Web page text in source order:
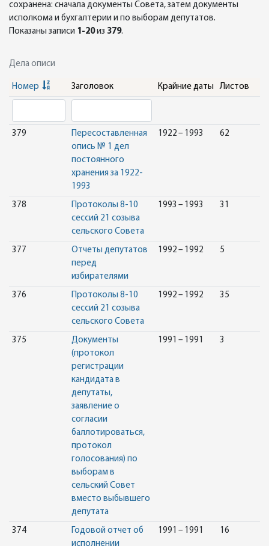
сохранена: сначала документы Совета, затем документы
исполкома и бухгалтерии и по выборам депутатов.
Показаны записи 1-20из 379.
Дела описи
Номер Заголовок Крайние даты Листов
379
Пересоставленная
опись № 1 дел
постоянного
хранения за 1922-
1993
1922 – 1993 62
378
Протоколы 8-10
сессий 21 созыва
сельского Совета
1993 – 1993 31
377
Отчеты депутатов
перед
избирателями
1992 – 1992 5
376
Протоколы 8-10
сессий 21 созыва
сельского Совета
1992 – 1992 35
375
Документы
(протокол
регистрации
кандидата в
депутаты,
заявление о
согласии
баллотироваться,
протокол
голосования) по
выборам в
сельский Совет
вместо выбывшего
депутата
1991 – 1991 3
374
Годовой отчет об
исполнении
1991 – 1991 16